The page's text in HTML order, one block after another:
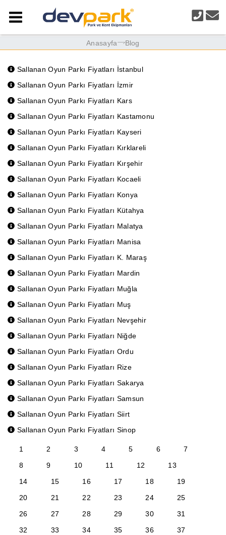
Anasayfa Blog
Sallanan Oyun Parkı Fiyatları İstanbul
Sallanan Oyun Parkı Fiyatları İzmir
Sallanan Oyun Parkı Fiyatları Kars
Sallanan Oyun Parkı Fiyatları Kastamonu
Sallanan Oyun Parkı Fiyatları Kayseri
Sallanan Oyun Parkı Fiyatları Kırklareli
Sallanan Oyun Parkı Fiyatları Kırşehir
Sallanan Oyun Parkı Fiyatları Kocaeli
Sallanan Oyun Parkı Fiyatları Konya
Sallanan Oyun Parkı Fiyatları Kütahya
Sallanan Oyun Parkı Fiyatları Malatya
Sallanan Oyun Parkı Fiyatları Manisa
Sallanan Oyun Parkı Fiyatları K. Maraş
Sallanan Oyun Parkı Fiyatları Mardin
Sallanan Oyun Parkı Fiyatları Muğla
Sallanan Oyun Parkı Fiyatları Muş
Sallanan Oyun Parkı Fiyatları Nevşehir
Sallanan Oyun Parkı Fiyatları Niğde
Sallanan Oyun Parkı Fiyatları Ordu
Sallanan Oyun Parkı Fiyatları Rize
Sallanan Oyun Parkı Fiyatları Sakarya
Sallanan Oyun Parkı Fiyatları Samsun
Sallanan Oyun Parkı Fiyatları Siirt
Sallanan Oyun Parkı Fiyatları Sinop
1 2 3 4 5 6
7
8
9 10 11 12
13
14
15 16 17 18
19
20
21 22 23 24
25
26
27 28 29 30
31
32
33 34 35 36
37